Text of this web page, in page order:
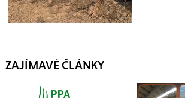
ZAJÍMAVÉ ČLÁNKY